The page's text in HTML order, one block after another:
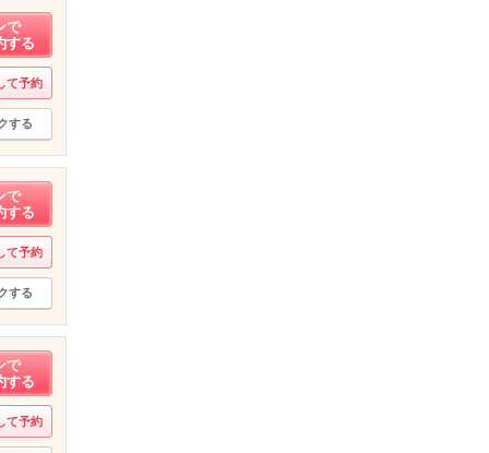
で
する
て予約
する
で
する
て予約
する
で
する
て予約